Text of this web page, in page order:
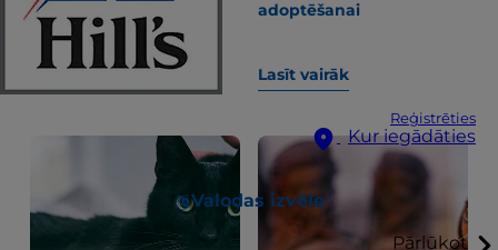
Reģistrēties
Kur iegādāties
Valodas izvēle
Pārlūkot
jautājumi par kuņģa-
zarnu traktu
Lasīt vairāk
adoptēšanai
Lasīt vairāk